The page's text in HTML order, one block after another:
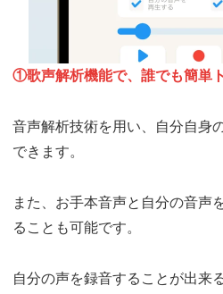
①歌声解析機能で、誰でも簡単
音声解析技術を用い、自分自身
できます。
また、お手本音声と自分の音声
ることも可能です。
自分の声を録音することが出来